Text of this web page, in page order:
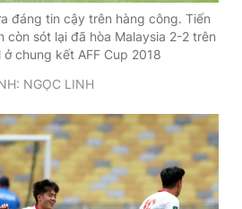
đáng tin cậy trên hàng công. Tiến
còn sót lại đã hòa Malaysia 2-2 trên
ở chung kết AFF Cup 2018
NGỌC LINH